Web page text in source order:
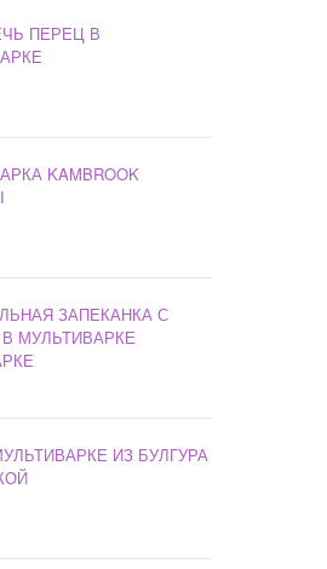
ПЕРЕЦ В
KAMBROOK
ЗАПЕКАНКА С
МУЛЬТИВАРКЕ
ИЗ БУЛГУРА